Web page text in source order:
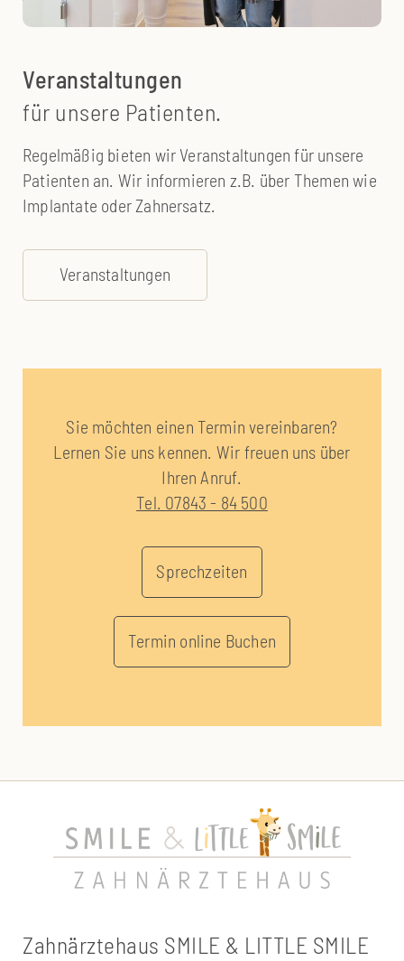
Veranstaltungen
für unsere Patienten.
Regelmäßig bieten wir Veranstaltungen für unsere
Patienten an. Wir informieren z.B. über Themen wie
Implantate oder Zahnersatz.
Veranstaltungen
Sie möchten einen Termin vereinbaren?
Lernen Sie uns kennen. Wir freuen uns über
Ihren Anruf.
Tel. 07843 - 84 500
Sprechzeiten
Termin online Buchen
Zahnärztehaus SMILE & LITTLE SMILE